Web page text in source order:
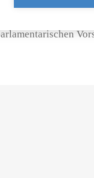
um die Haltung